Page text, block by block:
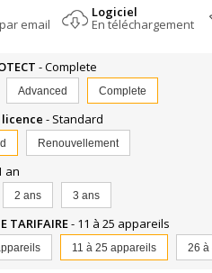
email
Logiciel
En téléchargement
- Complete
Advanced Complete
licence- Standard
Renouvellement
an
2 ans 3 ans
TARIFAIRE- 11 à 25 appareils
11 à 25 appareils 26 à